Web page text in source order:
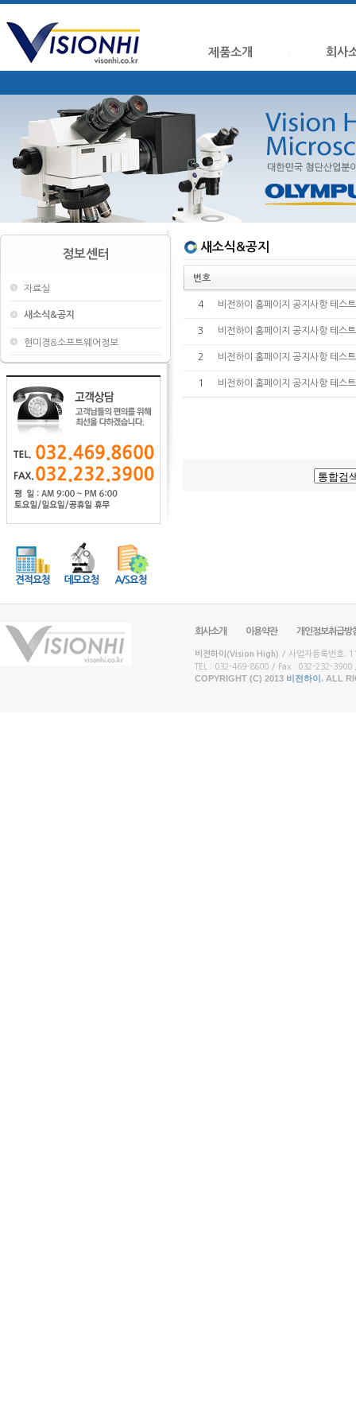
제품소개 회사
정보센터
자료실
새소식&공지
현미경&소프트웨어정보
새소식&공지
번호
4 비전하이 홈페이지 공지사항 테스
3 비전하이 홈페이지 공지사항 테스
2 비전하이 홈페이지 공지사항 테스
1 비전하이 홈페이지 공지사항 테스
회사소개 이용약관 개인정보취급방
비전하이(Vision High) / 사업자등록번호:
TEL : 032-469-8600 / Fax : 032-232-
COPYRIGHT (C) 2013 비전하이. ALL